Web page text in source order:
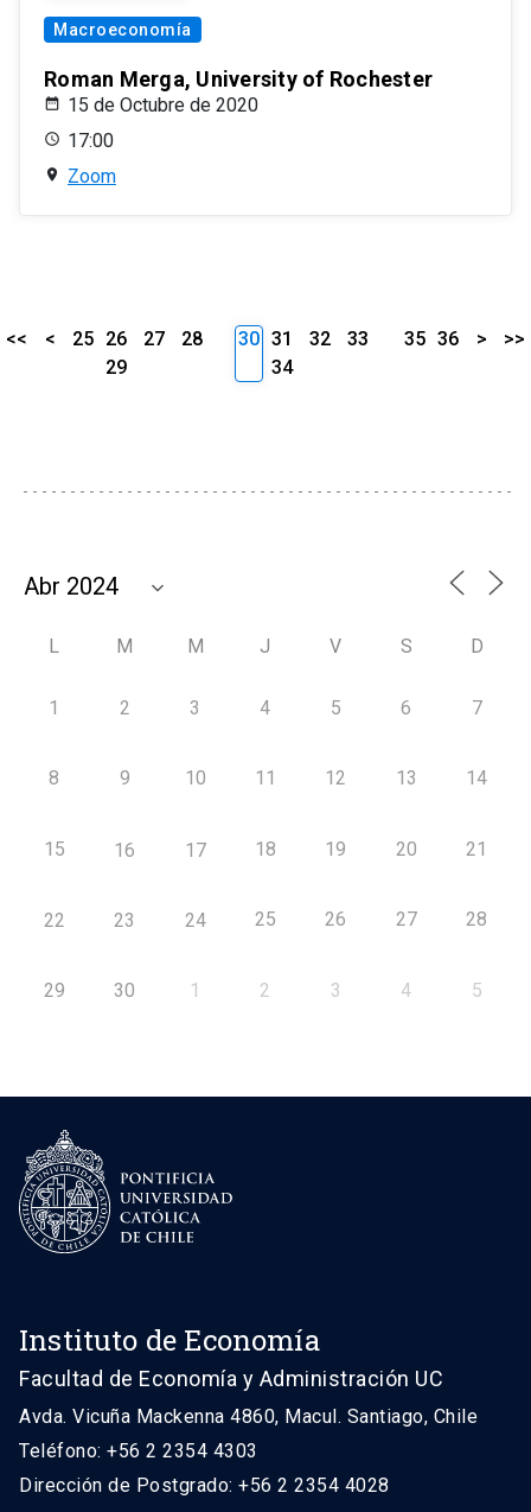
Macroeconomía
Roman Merga, University of Rochester
15 de Octubre de 2020
17:00
Zoom
<< < 25 26 27
28
29
30 31 32
33
34
35 36 > >>
L M M J V S D
1 2 3 4 5 6 7
8 9 10 11 12 13 14
15 16 17 18 19 20 21
22 23 24 25 26 27 28
29 30 1 2 3 4 5
Instituto de Economía
Facultad de Economía y Administración UC
Avda. Vicuña Mackenna 4860, Macul. Santiago, Chile
Teléfono: +56 2 2354 4303
Dirección de Postgrado: +56 2 2354 4028